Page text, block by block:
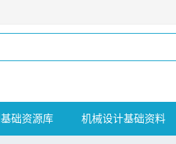
基础资源库 机械设计基础资料